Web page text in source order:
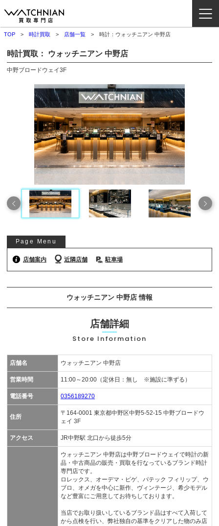
ブランドから探す
取扱いカテゴリ
よくある質問
お役立ち情報
お問い合わせ
0120-954-800
(11:00～20:00年中無休)
メール査定はこちらから
TOP 時計買取 店舗一覧 時計：ウォッチニアン 中野店
時計買取： ウォッチニアン 中野店
中野ブロードウェイ3F
Page Menu
店舗案内 近隣店舗 駐車場
ウォッチニアン 中野店 情報
店舗詳細
Store Information
店舗名 ウォッチニアン 中野店
営業時間 11:00～20:00（定休日：無し ※施設に準ずる）
電話番号 0356189270
住所
〒164-0001 東京都中野区中野5-52-15 中野ブロードウ
ェイ 3F
アクセス JR中野駅 北口から徒歩5分
ウォッチニアン 中野店は中野ブロードウェイで時計の新
品・中古商品の販売・買取を行なっているブランド時計
専門店です。
ロレックス、オーデマ・ピゲ、パテック フィリップ、ウ
ブロ、オメガを中心に新作、ヴィンテージ、希少モデル
など豊富にご用意してお待ちしております。
当店でお取り扱いしているブランド品はすべて入荷して
から点検を行い、弊社独自の基準をクリアした物のみ店